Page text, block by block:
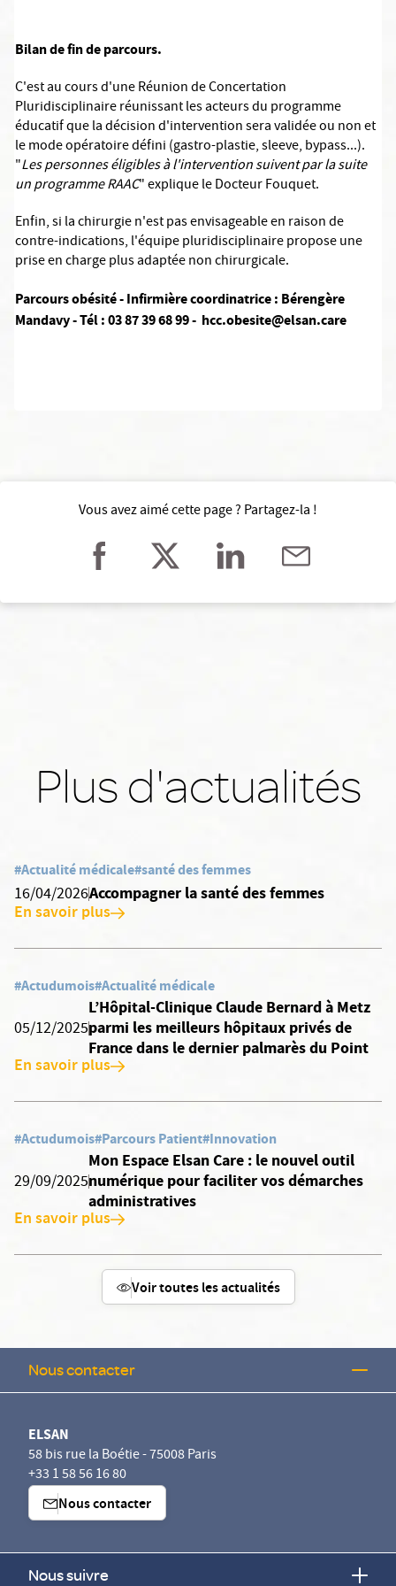
Bilan de fin de parcours.
C'est au cours d'une Réunion de Concertation
Pluridisciplinaire réunissant les acteurs du programme
éducatif que la décision d'intervention sera validée ou non et
le mode opératoire défini (gastro-plastie, sleeve, bypass...).
"Les personnes éligibles à l'intervention suivent par la suite
un programme RAAC" explique le Docteur Fouquet.
Enfin, si la chirurgie n'est pas envisageable en raison de
contre-indications, l'équipe pluridisciplinaire propose une
prise en charge plus adaptée non chirurgicale.
Parcours obésité - Infirmière coordinatrice : Bérengère
Mandavy - Tél : 03 87 39 68 99 - hcc.obesite@elsan.care
Vous avez aimé cette page ? Partagez-la !
Plus d'actualités
#Actualité médicale#santé des femmes
16/04/2026Accompagner la santé des femmes
En savoir plus
#Actudumois#Actualité médicale
05/12/2025
L’Hôpital-Clinique Claude Bernard à Metz
parmi les meilleurs hôpitaux privés de
France dans le dernier palmarès du Point
En savoir plus
#Actudumois#Parcours Patient#Innovation
29/09/2025
Mon Espace Elsan Care : le nouvel outil
numérique pour faciliter vos démarches
administratives
En savoir plus
Voir toutes les actualités
Nous contacter
ELSAN
58 bis rue la Boétie - 75008 Paris
+33 1 58 56 16 80
Nous contacter
Nous suivre